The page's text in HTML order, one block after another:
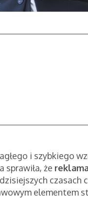
i szybkiego
sprawiła, że
czasach
elementem